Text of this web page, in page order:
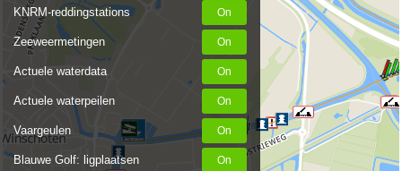
KNRM-reddingstations
Zeeweermetingen
Actuele waterdata
Actuele waterpeilen
Vaargeulen
Blauwe Golf: ligplaatsen